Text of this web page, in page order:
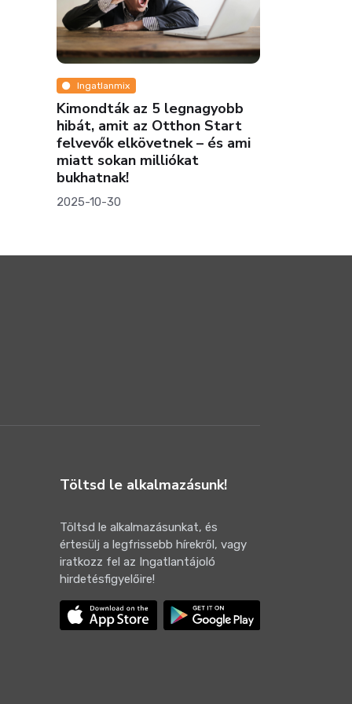
Ingatlanmix
Kimondták az 5 legnagyobb
hibát, amit az Otthon Start
felvevők elkövetnek – és ami
miatt sokan milliókat
bukhatnak!
2025-10-30
Töltsd le alkalmazásunk!
Töltsd le alkalmazásunkat, és
értesülj a legfrissebb hírekről, vagy
iratkozz fel az Ingatlantájoló
hirdetésfigyelőire!